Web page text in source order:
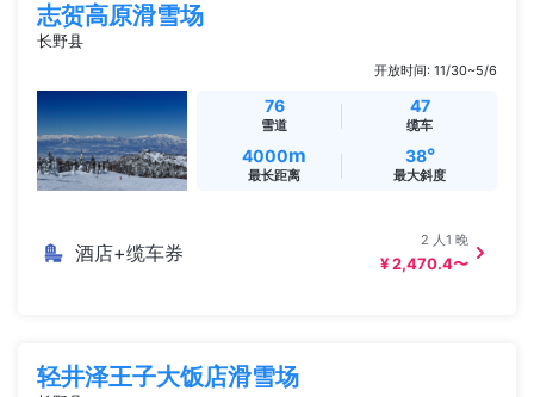
志贺高原滑雪场
长野县
开放时间: 11/30~5/6
76
雪道
47
缆车
4000m
最长距离
38°
最大斜度
酒店+缆车券
2 人1 晚
¥ 2,470.4〜
轻井泽王子大饭店滑雪场